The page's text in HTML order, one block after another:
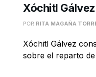
Xóchitl Gálvez
POR RITA MAGAÑA
Xóchitl Gálvez
sobre el reparto de